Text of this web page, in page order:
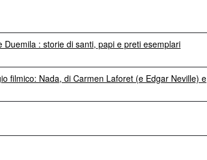
: storie di santi, papi e preti esemplari
filmico: Nada, di Carmen Laforet (e Edgar Neville) e